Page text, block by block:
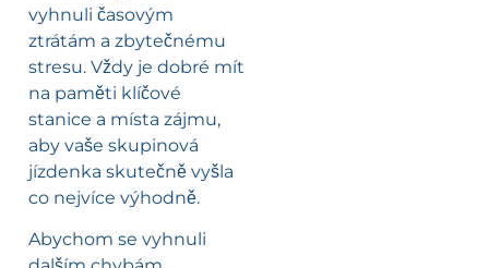
vyhnuli časovým
ztrátám a zbytečnému
stresu. Vždy je dobré mít
na paměti klíčové
stanice a místa zájmu,
aby vaše skupinová
jízdenka skutečně vyšla
co nejvíce výhodně.
Abychom se vyhnuli